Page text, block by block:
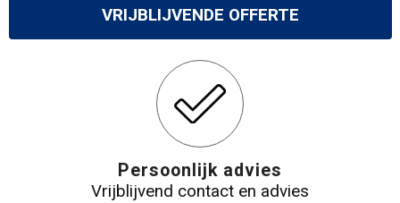
VRIJBLIJVENDE OFFERTE
Persoonlijk advies
Vrijblijvend contact en advies